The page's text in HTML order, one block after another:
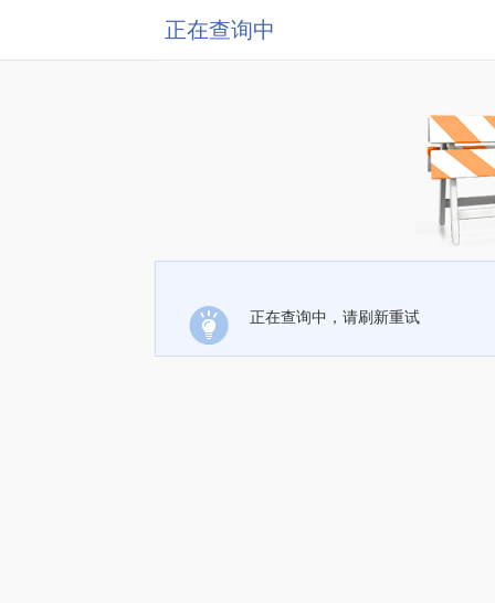
正在查询中
正在查询中，请刷新重试